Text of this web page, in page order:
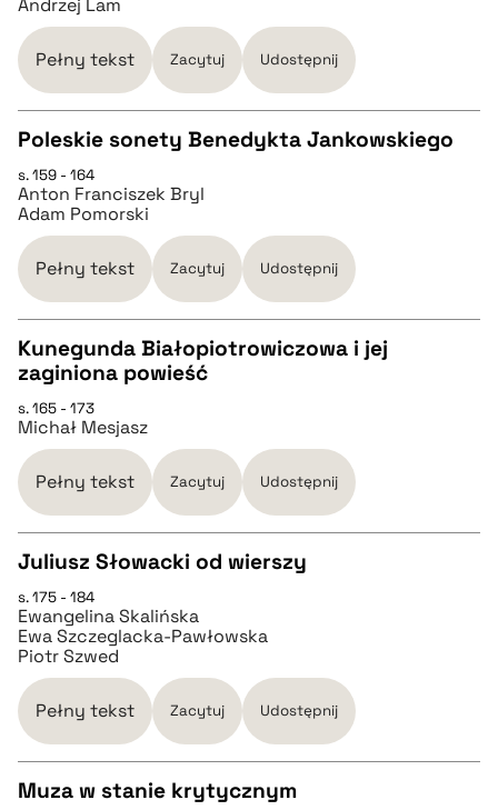
pobierz cytat
BIBTEX
Andrzej Lam
Pełny tekst Zacytuj Udostępnij
CZYSTY TEKST
pobierz cytat
BIBTEX
pobierz cytat
Poleskie sonety Benedykta Jankowskiego
s. 159 - 164
Anton Franciszek Bryl
Adam Pomorski
Pełny tekst Zacytuj Udostępnij
CZYSTY TEKST
pobierz cytat
BIBTEX
Kunegunda Białopiotrowiczowa i jej
zaginiona powieść
s. 165 - 173
Michał Mesjasz
Pełny tekst Zacytuj Udostępnij
CZYSTY TEKST
pobierz cytat
BIBTEX
pobierz cytat
Juliusz Słowacki od wierszy
s. 175 - 184
Ewangelina Skalińska
Ewa Szczeglacka-Pawłowska
Piotr Szwed
Pełny tekst Zacytuj Udostępnij
Muza w stanie krytycznym